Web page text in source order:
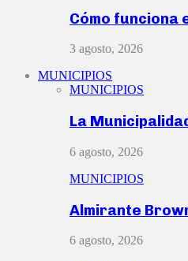
Cómo funciona
3 agosto, 2026
MUNICIPIOS
MUNICIPIOS
La
6 agosto, 2026
MUNICIPIOS
Almirante
6 agosto, 2026